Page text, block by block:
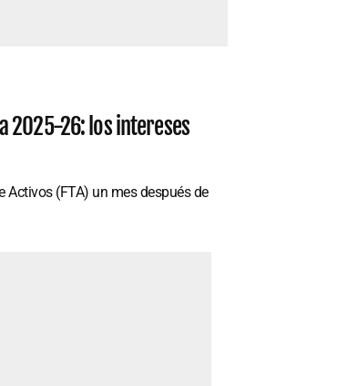
2025-26: los intereses
(FTA) un mes después de